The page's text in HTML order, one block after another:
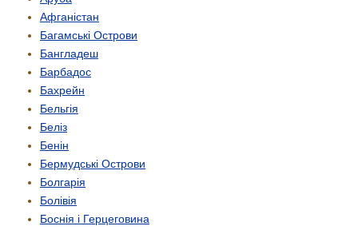
Афганістан
Багамські Острови
Бангладеш
Барбадос
Бахрейн
Бельгія
Беліз
Бенін
Бермудські Острови
Болгарія
Болівія
Боснія і Герцеговина